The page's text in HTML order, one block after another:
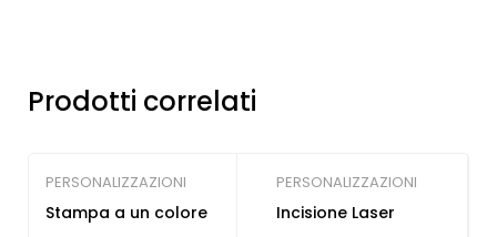
Prodotti correlati
PERSONALIZZAZIONI
Stampa a un colore
PERSONALIZZAZIONI
Incisione Laser